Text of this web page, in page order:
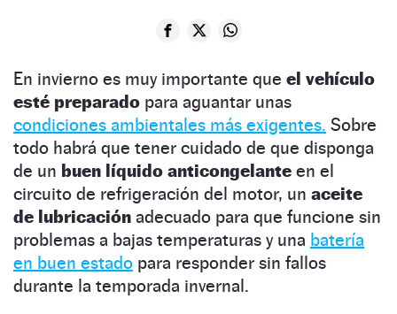
En invierno es muy importante que el vehículo
esté preparado para aguantar unas
condiciones ambientales más exigentes. Sobre
todo habrá que tener cuidado de que disponga
de un buen líquido anticongelante en el
circuito de refrigeración del motor, un aceite
de lubricación adecuado para que funcione sin
problemas a bajas temperaturas y una batería
en buen estado para responder sin fallos
durante la temporada invernal.